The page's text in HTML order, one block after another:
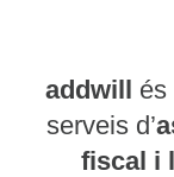
addwill és
serveis d’
fiscal i